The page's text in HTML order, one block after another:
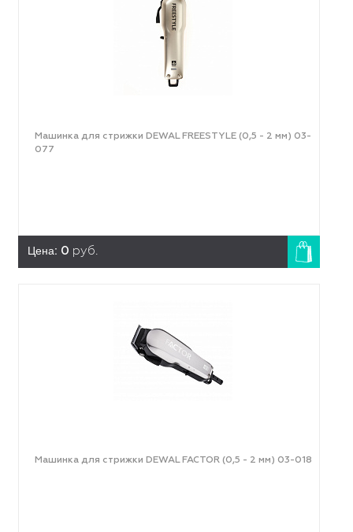
Машинка для стрижки DEWAL FREESTYLE (0,5 - 2 мм) 03-
077
Цена: 0 руб.
Машинка для стрижки DEWAL FACTOR (0,5 - 2 мм) 03-018